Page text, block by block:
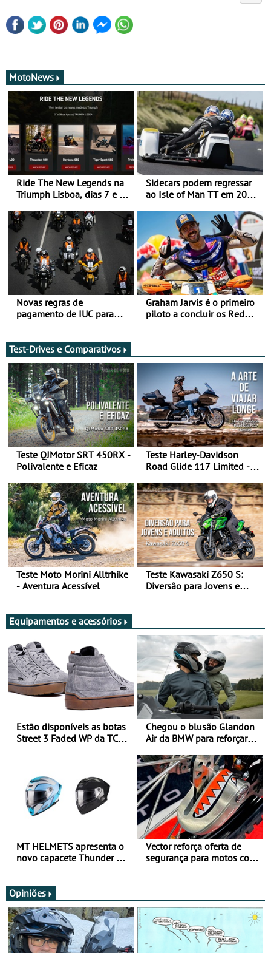
MotoNews
Ride The New Legends na
Triumph Lisboa, dias 7 e 8
Sidecars podem regressar
ao Isle of Man TT em 2027
Novas regras de
pagamento de IUC para
Graham Jarvis é o primeiro
piloto a concluir os Red
Test-Drives e Comparativos
Teste QJMotor SRT 450RX -
Polivalente e Eficaz
Teste Harley-Davidson
Road Glide 117 Limited - A
Teste Moto Morini Alltrhike
- Aventura Acessível
Teste Kawasaki Z650 S:
Diversão para Jovens e
Equipamentos e acessórios
Estão disponíveis as botas
Street 3 Faded WP da TCX
Chegou o blusão Glandon
Air da BMW para reforçar
verão
MT HELMETS apresenta o
novo capacete Thunder 4 R
Vector reforça oferta de
segurança para motos com
Opiniões